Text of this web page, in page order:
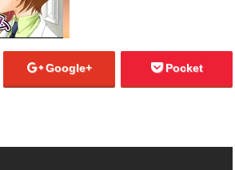
Google+ Pocket